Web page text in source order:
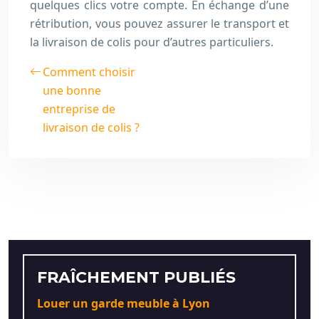
quelques clics votre compte. En échange d’une
rétribution, vous pouvez assurer le transport et
la livraison de colis pour d’autres particuliers.
Comment choisir
une bonne
entreprise de
livraison de colis ?
FRAÎCHEMENT PUBLIÉS
Louer un garde meuble à Lyon